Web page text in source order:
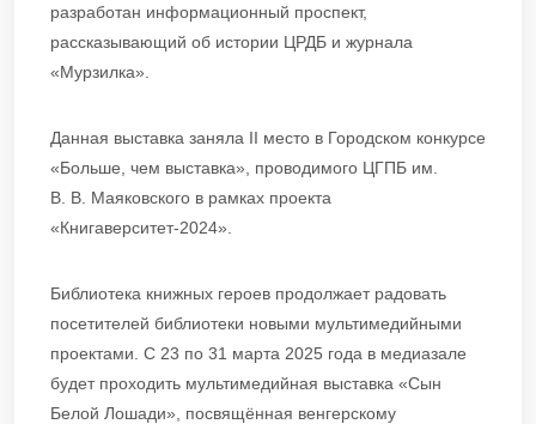
разработан информационный проспект,
рассказывающий об истории ЦРДБ и журнала
«Мурзилка».
Данная выставка заняла II место в Городском конкурсе
«Больше, чем выставка», проводимого ЦГПБ им.
В. В. Маяковского в рамках проекта
«Книгаверситет-2024».
Библиотека книжных героев продолжает радовать
посетителей библиотеки новыми мультимедийными
проектами. С 23 по 31 марта 2025 года в медиазале
будет проходить мультимедийная выставка «Сын
Белой Лошади», посвящённая венгерскому